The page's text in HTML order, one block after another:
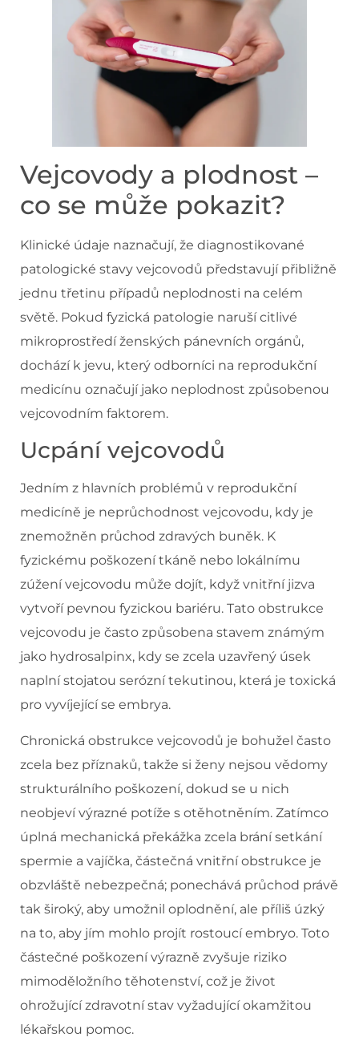
Vejcovody a plodnost –
co se může pokazit?
Klinické údaje naznačují, že diagnostikované
patologické stavy vejcovodů představují přibližně
jednu třetinu případů neplodnosti na celém
světě. Pokud fyzická patologie naruší citlivé
mikroprostředí ženských pánevních orgánů,
dochází k jevu, který odborníci na reprodukční
medicínu označují jako neplodnost způsobenou
vejcovodním faktorem.
Ucpání vejcovodů
Jedním z hlavních problémů v reprodukční
medicíně je neprůchodnost vejcovodu, kdy je
znemožněn průchod zdravých buněk. K
fyzickému poškození tkáně nebo lokálnímu
zúžení vejcovodu může dojít, když vnitřní jizva
vytvoří pevnou fyzickou bariéru. Tato obstrukce
vejcovodu je často způsobena stavem známým
jako hydrosalpinx, kdy se zcela uzavřený úsek
naplní stojatou serózní tekutinou, která je toxická
pro vyvíjející se embrya.
Chronická obstrukce vejcovodů je bohužel často
zcela bez příznaků, takže si ženy nejsou vědomy
strukturálního poškození, dokud se u nich
neobjeví výrazné potíže s otěhotněním. Zatímco
úplná mechanická překážka zcela brání setkání
spermie a vajíčka, částečná vnitřní obstrukce je
obzvláště nebezpečná; ponechává průchod právě
tak široký, aby umožnil oplodnění, ale příliš úzký
na to, aby jím mohlo projít rostoucí embryo. Toto
částečné poškození výrazně zvyšuje riziko
mimoděložního těhotenství, což je život
ohrožující zdravotní stav vyžadující okamžitou
lékařskou pomoc.